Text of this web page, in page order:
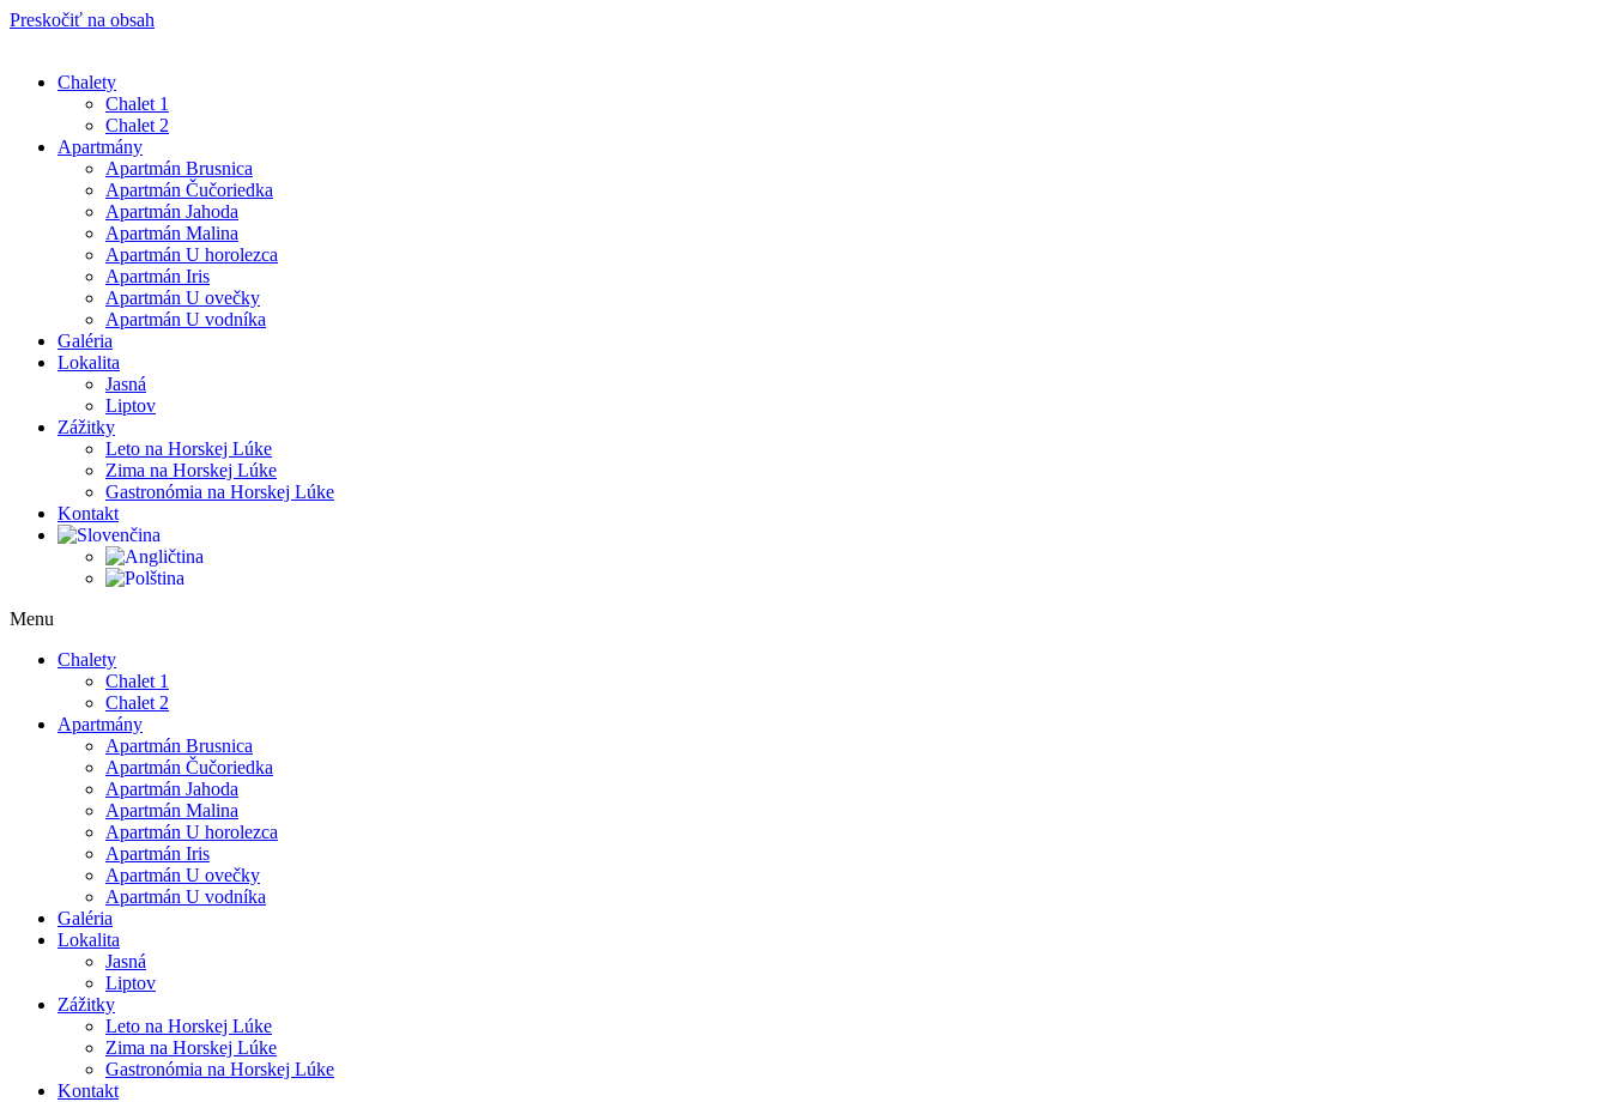
Preskočiť na obsah
Chalety
Chalet 1
Chalet 2
Apartmány
Apartmán Brusnica
Apartmán Čučoriedka
Apartmán Jahoda
Apartmán Malina
Apartmán U horolezca
Apartmán Iris
Apartmán U ovečky
Apartmán U vodníka
Galéria
Lokalita
Jasná
Liptov
Zážitky
Leto na Horskej Lúke
Zima na Horskej Lúke
Gastronómia na Horskej Lúke
Kontakt
Menu
Chalety
Chalet 1
Chalet 2
Apartmány
Apartmán Brusnica
Apartmán Čučoriedka
Apartmán Jahoda
Apartmán Malina
Apartmán U horolezca
Apartmán Iris
Apartmán U ovečky
Apartmán U vodníka
Galéria
Lokalita
Jasná
Liptov
Zážitky
Leto na Horskej Lúke
Zima na Horskej Lúke
Gastronómia na Horskej Lúke
Kontakt